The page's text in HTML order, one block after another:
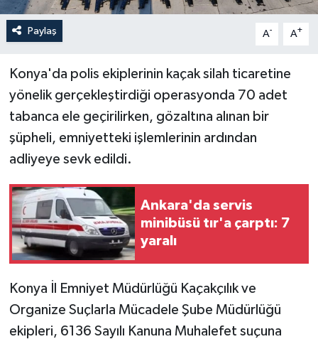
Paylaş A- A+
Konya'da polis ekiplerinin kaçak silah ticaretine
yönelik gerçekleştirdiği operasyonda 70 adet
tabanca ele geçirilirken, gözaltına alınan bir
şüpheli, emniyetteki işlemlerinin ardından
adliyeye sevk edildi.
Ankara'da servis
minibüsü tır'a çarptı: 7
yaralı
Konya İl Emniyet Müdürlüğü Kaçakçılık ve
Organize Suçlarla Mücadele Şube Müdürlüğü
ekipleri, 6136 Sayılı Kanuna Muhalefet suçuna